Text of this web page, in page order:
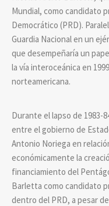
Mundial, como candidato
Democrático (PRD).
Guardia Nacional en un
que desempeñaría un
la vía interoceánica en
norteamericana.
Durante el lapso de 1983-
entre el gobierno de
Antonio Noriega en
económicamente la
financiamiento del
Barletta como candidato
dentro del PRD, a pesar